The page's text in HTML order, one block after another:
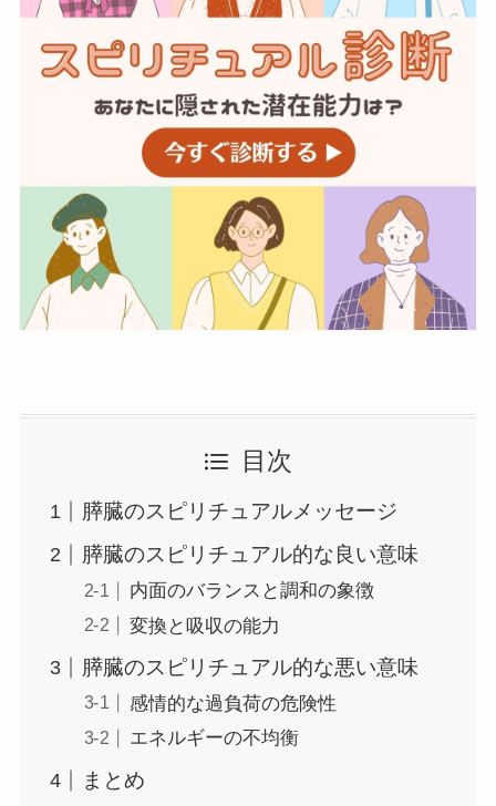
目次
膵臓のスピリチュアルメッセージ
膵臓のスピリチュアル的な良い意味
内面のバランスと調和の象徴
変換と吸収の能力
膵臓のスピリチュアル的な悪い意味
感情的な過負荷の危険性
エネルギーの不均衡
まとめ